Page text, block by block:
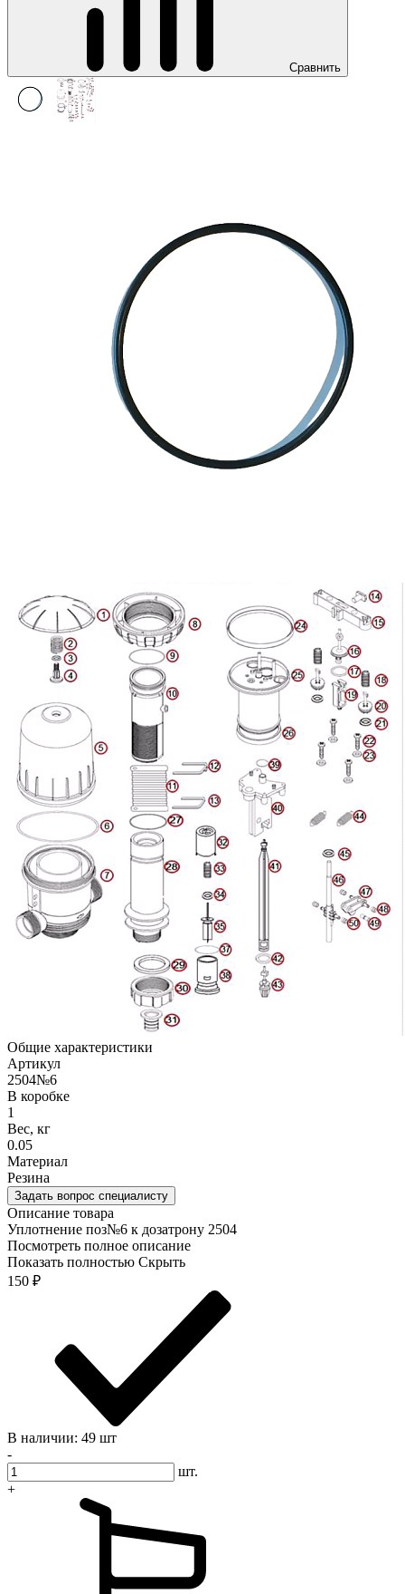
Сравнить
Общие характеристики
Артикул
2504№6
В коробке
1
Вес, кг
0.05
Материал
Резина
Задать вопрос специалисту
Описание товара
Уплотнение поз№6 к дозатрону 2504
Посмотреть полное описание
Показать полностью Скрыть
150 ₽
В наличии: 49 шт
-
шт.
+